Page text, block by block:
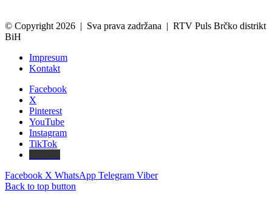
© Copyright 2026 | Sva prava zadržana | RTV Puls Brčko distrikt
BiH
Impresum
Kontakt
Facebook
X
Pinterest
YouTube
Instagram
TikTok
Facebook X WhatsApp Telegram Viber
Back to top button